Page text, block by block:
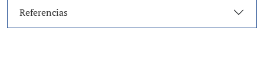
Referencias